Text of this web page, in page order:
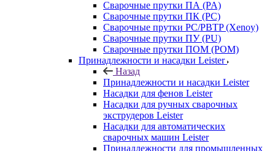
Сварочные прутки ПА (PA)
Сварочные прутки ПК (PC)
Сварочные прутки PC/PBTP (Xenoy)
Сварочные прутки ПУ (PU)
Сварочные прутки ПОМ (POM)
Принадлежности и насадки Leister
Назад
Принадлежности и насадки Leister
Насадки для фенов Leister
Насадки для ручных сварочных
экструдеров Leister
Насадки для автоматических
сварочных машин Leister
Принадлежности для промышленных